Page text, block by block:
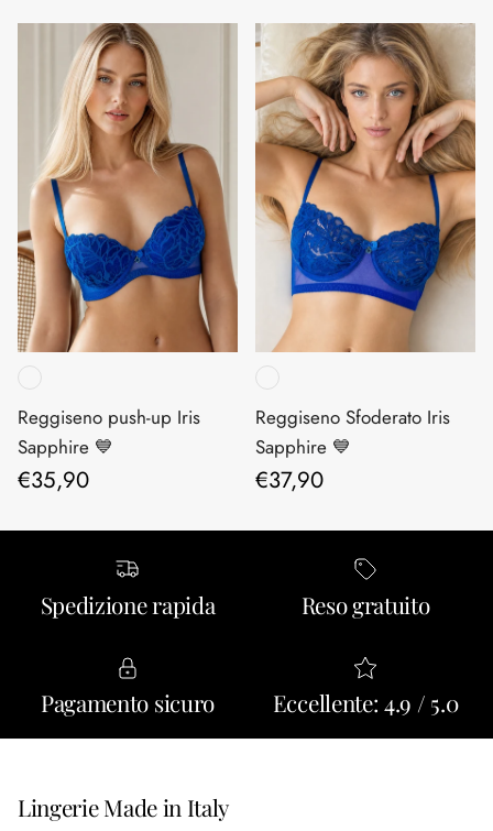
Reggiseno push-up Iris
Sapphire 💙
Prezzo normale
€35,90
Reggiseno Sfoderato Iris
Sapphire 💙
Prezzo normale
€37,90
Spedizione rapida Reso gratuito
Pagamento sicuro Eccellente: 4.9 / 5.0
Lingerie Made in Italy